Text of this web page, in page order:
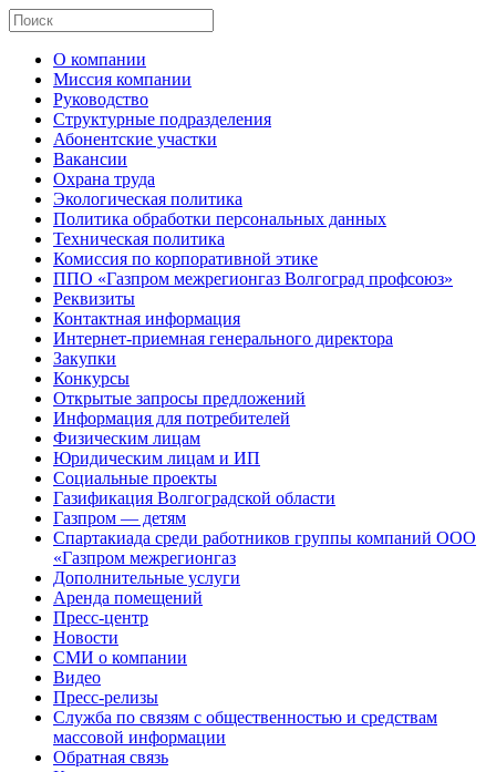
О компании
Миссия компании
Руководство
Структурные подразделения
Абонентские участки
Вакансии
Охрана труда
Экологическая политика
Политика обработки персональных данных
Техническая политика
Комиссия по корпоративной этике
ППО «Газпром межрегионгаз Волгоград профсоюз»
Реквизиты
Контактная информация
Интернет-приемная генерального директора
Закупки
Конкурсы
Открытые запросы предложений
Информация для потребителей
Физическим лицам
Юридическим лицам и ИП
Социальные проекты
Газификация Волгоградской области
Газпром — детям
Спартакиада среди работников группы компаний ООО
«Газпром межрегионгаз
Дополнительные услуги
Аренда помещений
Пресс-центр
Новости
СМИ о компании
Видео
Пресс-релизы
Служба по связям с общественностью и средствам
массовой информации
Обратная связь